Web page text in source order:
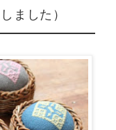
ました）